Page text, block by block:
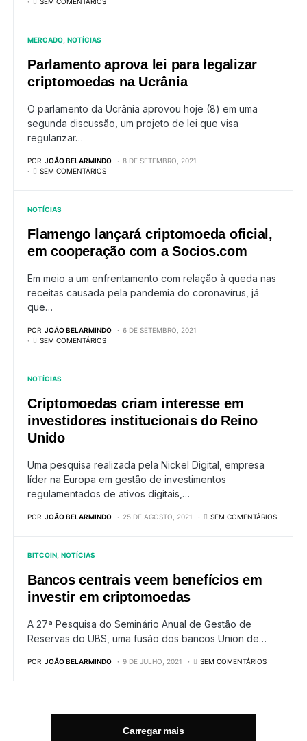
MERCADO NOTÍCIAS
Parlamento aprova lei para legalizar
criptomoedas na Ucrânia
O parlamento da Ucrânia aprovou hoje (8) em uma
segunda discussão, um projeto de lei que visa
regularizar…
POR JOÃO BELARMINDO
8 DE SETEMBRO, 2021
SEM COMENTÁRIOS
NOTÍCIAS
Flamengo lançará criptomoeda oficial,
em cooperação com a Socios.com
Em meio a um enfrentamento com relação à queda nas
receitas causada pela pandemia do coronavírus, já
que…
POR JOÃO BELARMINDO
6 DE SETEMBRO, 2021
SEM COMENTÁRIOS
NOTÍCIAS
Criptomoedas criam interesse em
investidores institucionais do Reino
Unido
Uma pesquisa realizada pela Nickel Digital, empresa
líder na Europa em gestão de investimentos
regulamentados de ativos digitais,…
POR JOÃO BELARMINDO 25 DE AGOSTO, 2021 SEM COMENTÁRIOS
BITCOIN NOTÍCIAS
Bancos centrais veem benefícios em
investir em criptomoedas
A 27ª Pesquisa do Seminário Anual de Gestão de
Reservas do UBS, uma fusão dos bancos Union de…
POR JOÃO BELARMINDO 9 DE JULHO, 2021 SEM COMENTÁRIOS
Carregar mais